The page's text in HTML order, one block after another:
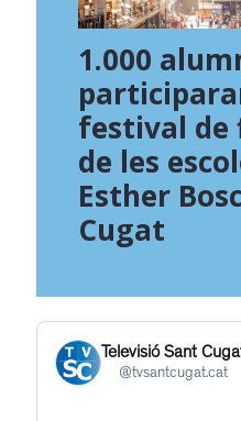
1.000
festival de
de les
Esther
Cugat
Televisió Sant
@tvsantcugat.cat